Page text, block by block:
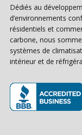
Dédiés au
d’environnements
résidentiels et
carbone, nous
systèmes de
intérieur et de